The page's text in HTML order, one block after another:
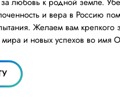
и вера в Россию
Желаем вам крепкого
мира и новых успехов во имя